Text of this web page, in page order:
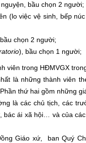
bầu chọn 2 người;
(lo việc vệ sinh, bếp
bầu chọn 2 người;
), bầu chọn 1 người;
viên trong HĐMVGX
là những thành viên
thứ hai gồm những
là các chủ tịch, các
bác ái xã hội… và của
Giáo xứ, ban Quý